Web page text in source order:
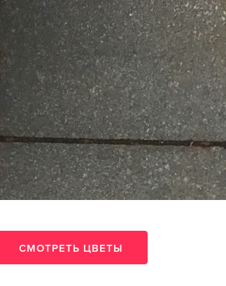
СМОТРЕТЬ ЦВЕТЫ